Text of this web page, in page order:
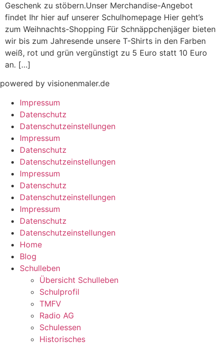
Geschenk zu stöbern.Unser Merchandise-Angebot
findet Ihr hier auf unserer Schulhomepage Hier geht’s
zum Weihnachts-Shopping Für Schnäppchenjäger bieten
wir bis zum Jahresende unsere T-Shirts in den Farben
weiß, rot und grün vergünstigt zu 5 Euro statt 10 Euro
an. […]
powered by visionenmaler.de
Impressum
Datenschutz
Datenschutzeinstellungen
Impressum
Datenschutz
Datenschutzeinstellungen
Impressum
Datenschutz
Datenschutzeinstellungen
Impressum
Datenschutz
Datenschutzeinstellungen
Home
Blog
Schulleben
Übersicht Schulleben
Schulprofil
TMFV
Radio AG
Schulessen
Historisches